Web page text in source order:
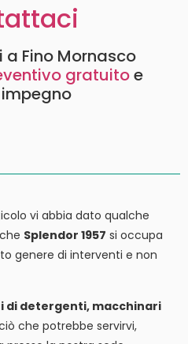
a Fino Mornasco
gratuitoe
vi abbia dato qualche
Splendor 1957 si occupa
genere di interventi e non
di detergenti, macchinari
che potrebbe servirvi,